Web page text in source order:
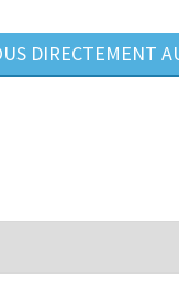
DIRECTEMENT